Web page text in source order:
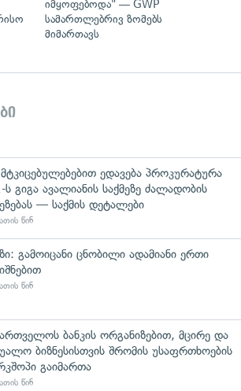
იმყოფებოდა" — GWP
სამართლებრივ ზომებს
მიმართავს
ედავება პროკურატურა
ს გიგა ავალიანის საქმეზე ძალადობის
— საქმის დეტალები
წინ
გამოიცანი ცნობილი ადამიანი ერთი
წინ
ბანკის ორგანიზებით, მცირე და
ბიზნესისთვის შრომის უსაფრთხოების
გაიმართა
წინ